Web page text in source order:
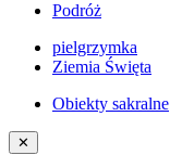
Podróż
pielgrzymka
Ziemia Święta
Obiekty sakralne
✕